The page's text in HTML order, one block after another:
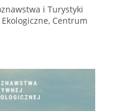
i Turystyki
Centrum